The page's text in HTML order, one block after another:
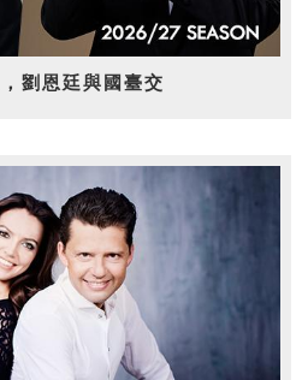
劉恩廷與國臺交